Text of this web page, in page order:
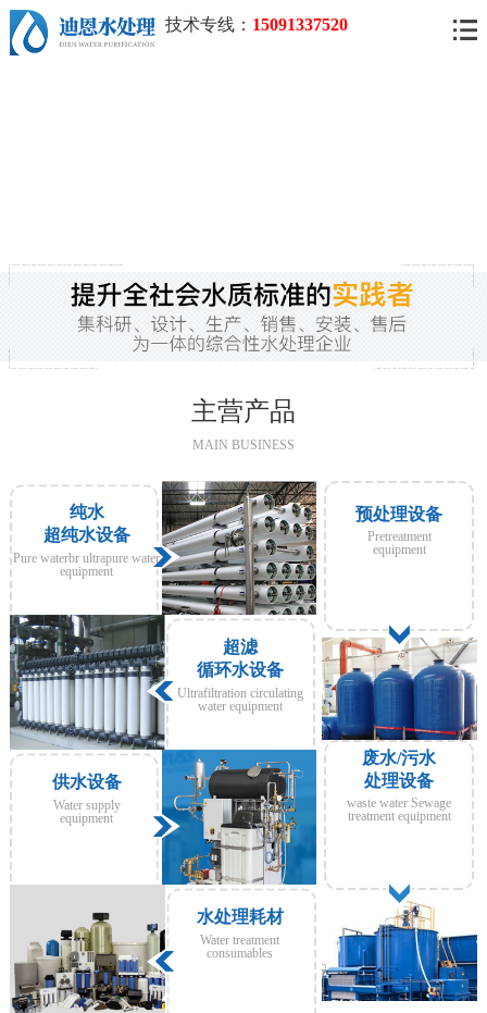
技术专线： 15091337520
主营产品
MAIN BUSINESS
纯水
超纯水设备
Pure waterbr ultrapure water
equipment
超滤
循环水设备
Ultrafiltration circulating
water equipment
供水设备
Water supply
equipment
水处理耗材
Water treatment
consumables
预处理设备
Pretreatment
equipment
废水/污水
处理设备
waste water Sewage
treatment equipment